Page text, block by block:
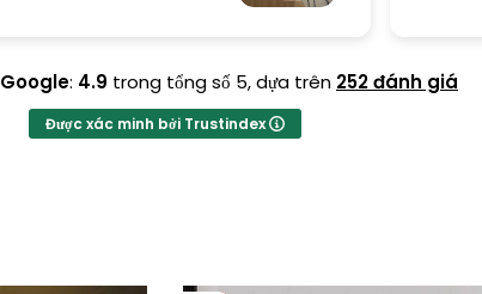
Google: 4.9 trong tổng số 5,dựa trên 252 đánh giá
Được xác minh bởi Trustindex